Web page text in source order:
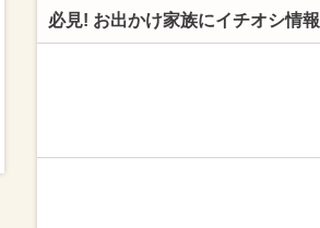
必見! お出かけ家族にイチオシ情報